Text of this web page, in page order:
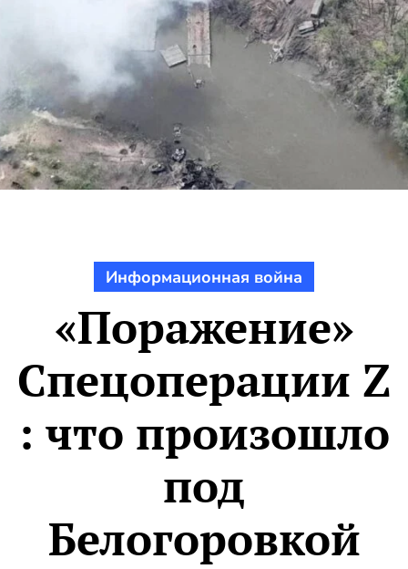
Информационная война
«Поражение»
Спецоперации Z
: что произошло
под
Белогоровкой